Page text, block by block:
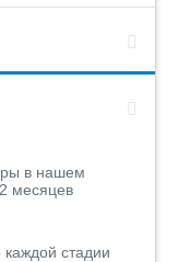
в нашем
месяцев
стадии